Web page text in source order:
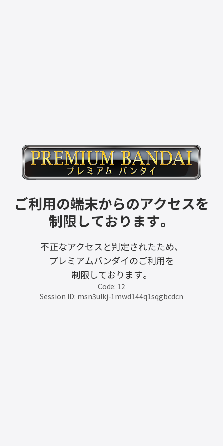
ご利用の端末からのアクセスを
制限しております。
不正なアクセスと判定されたため、
プレミアムバンダイのご利用を
制限しております。
Code: 12
Session ID: msn3ulkj-1mwd144q1sqgbcdcn